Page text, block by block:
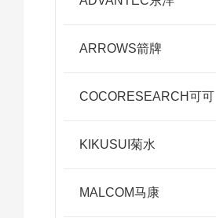
ARROWS箭牌
COCORESEARCH可可
KIKUSUI菊水
MALCOM马康